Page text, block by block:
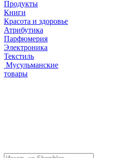
Продукты
Книги
Красота и здоровье
Атрибутика
Парфюмерия
Электроника
Текстиль
Мусульманские
товары